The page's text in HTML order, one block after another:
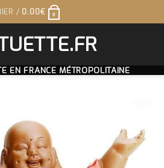
/ 0.00€ 0
EN FRANCE MÉTROPOLITAINE